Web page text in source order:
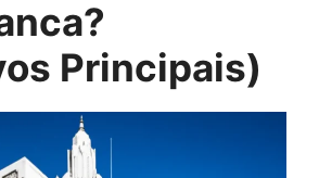
Principais)